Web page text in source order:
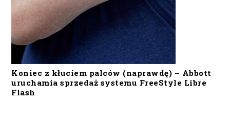
Koniec z kłuciem palców (naprawdę) – Abbott
uruchamia sprzedaż systemu FreeStyle Libre
Flash